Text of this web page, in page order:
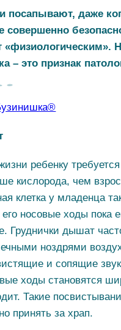
посапывают, даже
совершенно
«физиологическим».
– это признак
ребенку
кислорода, чем
клетка у младенца
носовые ходы пока
Груднички дышат
ноздрями
и сопящие
ходы становятся
Такие
принять за храп.